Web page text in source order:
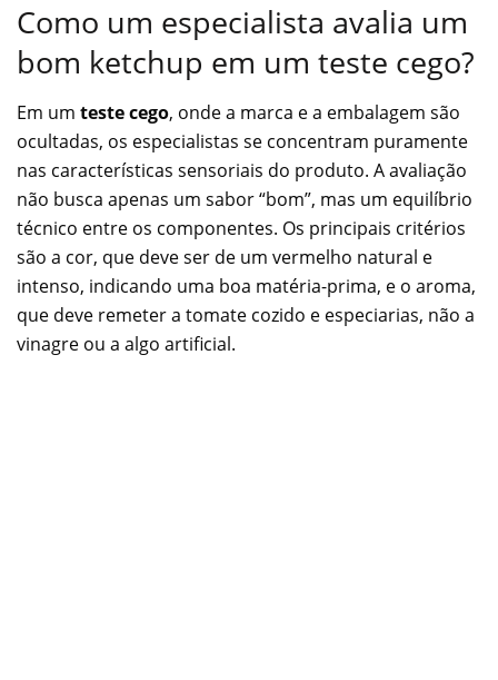
Como um especialista avalia um
bom ketchup em um teste cego?
Em um teste cego, onde a marca e a embalagem são
ocultadas, os especialistas se concentram puramente
nas características sensoriais do produto. A avaliação
não busca apenas um sabor “bom”, mas um equilíbrio
técnico entre os componentes. Os principais critérios
são a cor, que deve ser de um vermelho natural e
intenso, indicando uma boa matéria-prima, e o aroma,
que deve remeter a tomate cozido e especiarias, não a
vinagre ou a algo artificial.